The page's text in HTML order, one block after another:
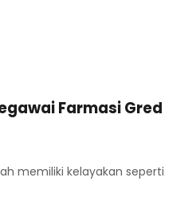
Farmasi Gred
memiliki kelayakan seperti